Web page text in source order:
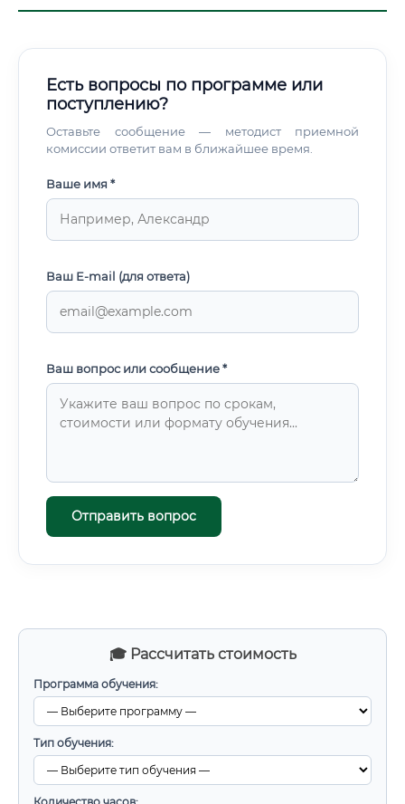
🎓 Рассчитать стоимость
Программа обучения:
Тип обучения:
Есть вопросы по программе или
поступлению?
Оставьте сообщение — методист приемной
комиссии ответит вам в ближайшее время.
Ваше имя *
Ваш E-mail (для ответа)
Ваш вопрос или сообщение *
Отправить вопрос